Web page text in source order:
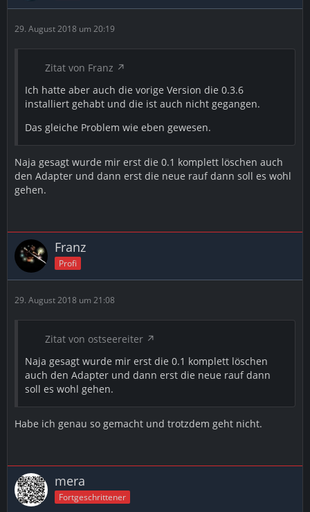
29. August 2018 um 20:19
Zitat von Franz
Ich hatte aber auch die vorige Version die 0.3.6
installiert gehabt und die ist auch nicht gegangen.
Das gleiche Problem wie eben gewesen.
Naja gesagt wurde mir erst die 0.1 komplett löschen auch
den Adapter und dann erst die neue rauf dann soll es wohl
gehen.
Franz
Profi
29. August 2018 um 21:08
Zitat von ostseereiter
Naja gesagt wurde mir erst die 0.1 komplett löschen
auch den Adapter und dann erst die neue rauf dann
soll es wohl gehen.
Habe ich genau so gemacht und trotzdem geht nicht.
mera
Fortgeschrittener